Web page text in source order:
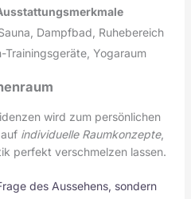
Dampfbad, Ruhebereich
Trainingsgeräte, Yogaraum
wird zum persönlichen
individuelle Raumkonzepte,
perfekt verschmelzen lassen.
des Aussehens, sondern